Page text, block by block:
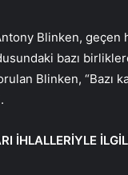
Blinken, geçen
bazı
Blinken, “Bazı
İHLALLERİYLE